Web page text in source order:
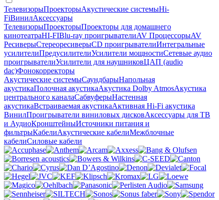
ТелевизорыПроекторыАкустические системыHi-
FiВинилАксессуары
ТелевизорыПроекторыПроекторы для домашнего
кинотеатраHI-FIBlu-ray проигрывателиAV ПроцессорыAV
РесиверыСтереоресиверыCD проигрывателиИнтегральные
усилителиПредусилителиУсилители мощностиСетевые аудио
проигрывателиУсилители для наушниковЦАП (audio
dac)Фонокорректоры
Акустические системыСаундбарыНапольная
акустикаПолочная акустикаАкустика Dolby AtmosАкустика
центрального каналаСабвуферыНастенная
акустикаВстраиваемая акустикаАктивная Hi-Fi акустика
ВинилПроигрыватели виниловых дисковАксессуары для ТВ
и АудиоКронштейныИсточники питания и
фильтрыКабелиАкустические кабелиМежблочные
кабелиСиловые кабели